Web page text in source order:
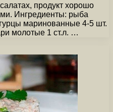
продукт хорошо
Ингредиенты: рыба
маринованные 4-5 шт.
молотые 1 ст.л. …